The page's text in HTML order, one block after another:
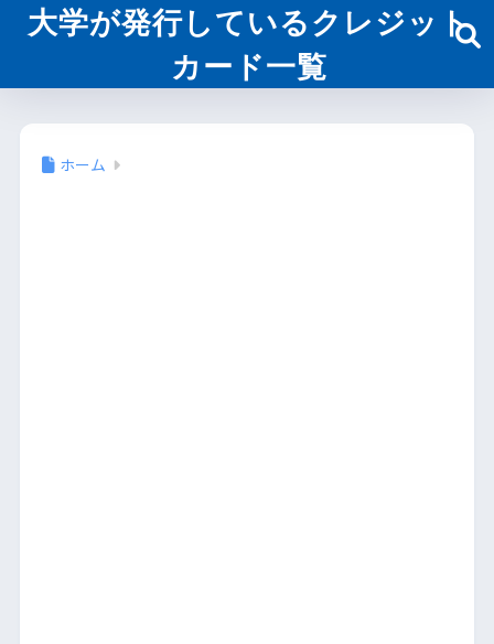
大学が発行しているクレジット
カード一覧
ホーム